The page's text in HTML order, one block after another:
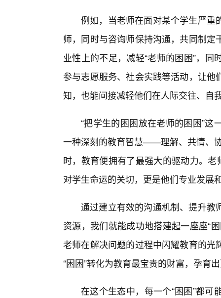
例如，当老师在面对某个学生严重
师，同时与咨询师保持沟通，共同制
业性上的不足，减轻“老师的困困”，
参与志愿服务、社会实践等活动，让
知，也能间接减轻他们在人际交往、自
“把学生的困困放在老师的困困”
一种深刻的教育智慧——理解、共情、
时，教育便拥有了最强大的驱动力。
对学生命运的关切，更是他们专业发展
通过建立有效的沟通机制、提升教
资源，我们就能成功地搭建起一座座“
老师在解决问题的过程中闪耀教育的
“困困”转化为教育最宝贵的财富，孕育
在这个生态中，每一个“困困”都